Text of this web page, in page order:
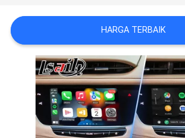
PRIVACY
POLICY
HARGA TERBAIK